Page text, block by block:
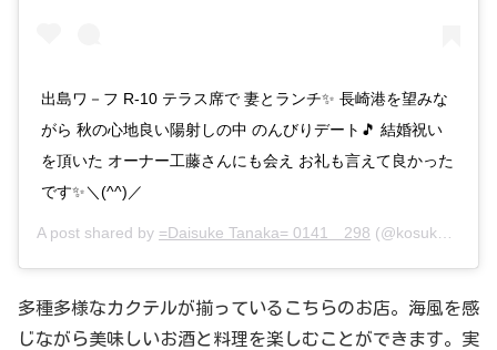
出島ワ－フ R-10 テラス席で 妻とランチ✨ 長崎港を望みな
がら 秋の心地良い陽射しの中 のんびりデート🎵 結婚祝い
を頂いた オーナー工藤さんにも会え お礼も言えて良かった
です✨＼(^^)／
A post shared by =Daisuke Tanaka= 0141＿298 (@kosuke_feelin) on
多種多様なカクテルが揃っているこちらのお店。海風を感
じながら美味しいお酒と料理を楽しむことができます。実